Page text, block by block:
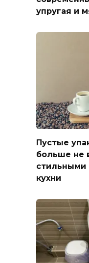
упругая и
Пустые
больше не
стильными
кухни